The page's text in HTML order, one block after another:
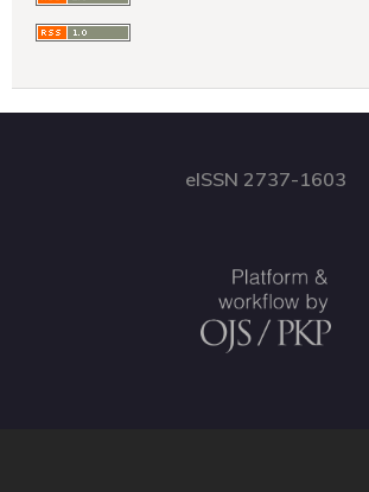
eISSN 2737-1603